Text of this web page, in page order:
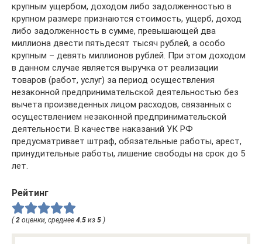
крупным ущербом, доходом либо задолженностью в
крупном размере признаются стоимость, ущерб, доход
либо задолженность в сумме, превышающей два
миллиона двести пятьдесят тысяч рублей, а особо
крупным – девять миллионов рублей. При этом доходом
в данном случае является выручка от реализации
товаров (работ, услуг) за период осуществления
незаконной предпринимательской деятельностью без
вычета произведенных лицом расходов, связанных с
осуществлением незаконной предпринимательской
деятельности. В качестве наказаний УК РФ
предусматривает штраф, обязательные работы, арест,
принудительные работы, лишение свободы на срок до 5
лет.
Рейтинг
( 2 оценки, среднее 4.5 из 5 )